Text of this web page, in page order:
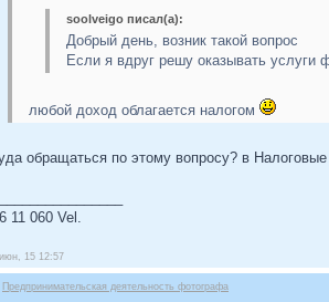
soolveigo писал(а):
Добрый день, возник такой вопрос
Если я вдруг решу оказывать услуги
любой доход облагается налогом
обращаться по этому вопросу? в
11 060 Vel.
15 12:57
Предпринимательская деятельность фотографа